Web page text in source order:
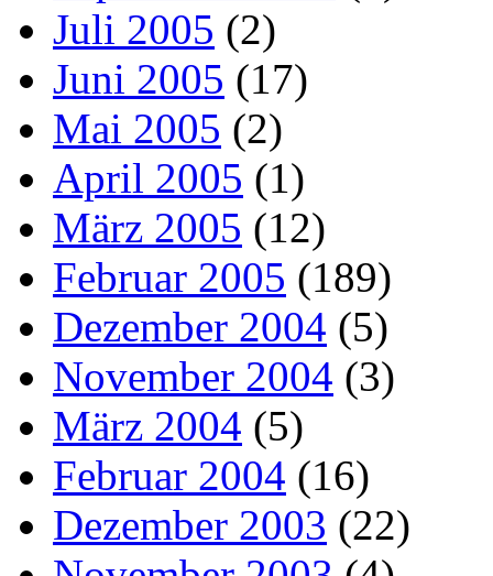
Juli 2005 (2)
Juni 2005 (17)
Mai 2005 (2)
April 2005 (1)
März 2005 (12)
Februar 2005 (189)
Dezember 2004 (5)
November 2004 (3)
März 2004 (5)
Februar 2004 (16)
Dezember 2003 (22)